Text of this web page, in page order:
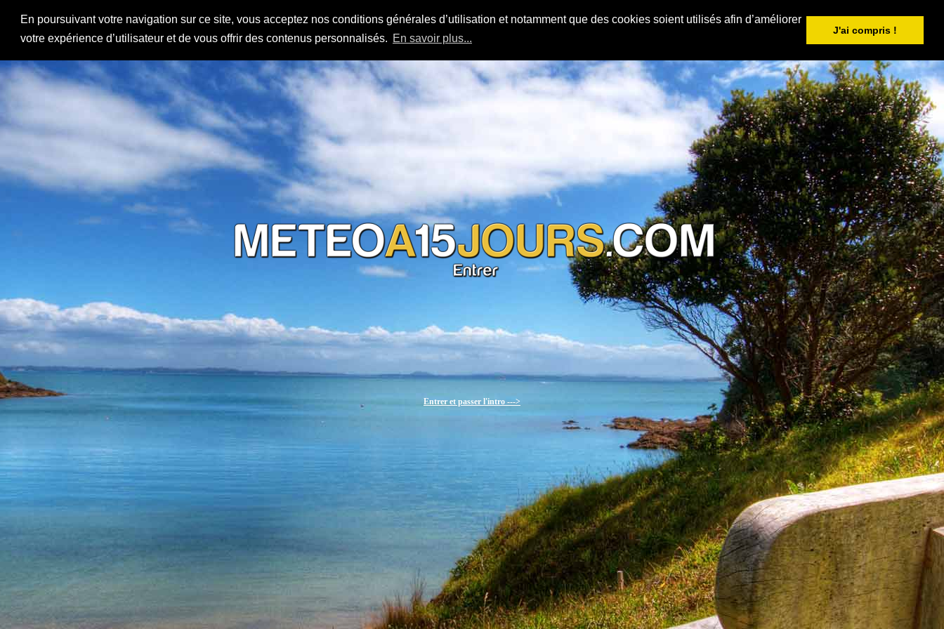
En poursuivant votre navigation sur ce site, vous acceptez nos conditions générales d’utilisation et notamment que des cookies soient utilisés afin d’améliorer
votre expérience d’utilisateur et de vous offrir des contenus personnalisés. En savoir plus...
J'ai compris !
Entrer et passer l'intro --->